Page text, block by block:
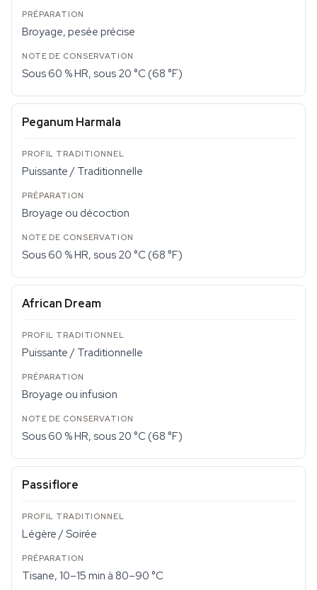
Broyage, pesée précise
Sous 60 % HR, sous 20 °C (68 °F)
Peganum Harmala
Puissante / Traditionnelle
Broyage ou décoction
Sous 60 % HR, sous 20 °C (68 °F)
African Dream
Puissante / Traditionnelle
Broyage ou infusion
Sous 60 % HR, sous 20 °C (68 °F)
Passiflore
Légère / Soirée
Tisane, 10–15 min à 80–90 °C